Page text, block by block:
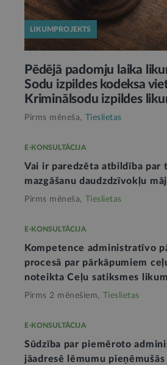
LIKUMPROJEKTS
Pēdējā padomju laika
Sodu izpildes kodeksa
Kriminālsodu izpildes
Pirms mēneša,
Tieslietas
E-KONSULTĀCIJA
Vai ir paredzēta atbildība par
mazgāšanu daudzdzīvokļu
Pirms mēneša, Tieslietas
E-KONSULTĀCIJA
Kompetence administratīvo
procesā par pārkāpumiem
noteikta Ceļu satiksmes
Pirms 2 mēnešiem, Tieslietas
E-KONSULTĀCIJA
Sūdzība par piemēroto
jāadresē lēmumu